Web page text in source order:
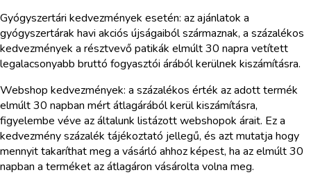
Gyógyszertári kedvezmények esetén: az ajánlatok a
gyógyszertárak havi akciós újságaiból származnak, a százalékos
kedvezmények a résztvevő patikák elmúlt 30 napra vetített
legalacsonyabb bruttó fogyasztói árából kerülnek kiszámításra.
Webshop kedvezmények: a százalékos érték az adott termék
elmúlt 30 napban mért átlagárából kerül kiszámításra,
figyelembe véve az általunk listázott webshopok árait. Ez a
kedvezmény százalék tájékoztató jellegű, és azt mutatja hogy
mennyit takaríthat meg a vásárló ahhoz képest, ha az elmúlt 30
napban a terméket az átlagáron vásárolta volna meg.